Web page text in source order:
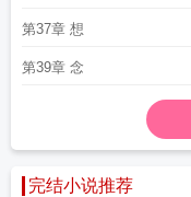
第37章 想
第39章 念
完结小说推荐